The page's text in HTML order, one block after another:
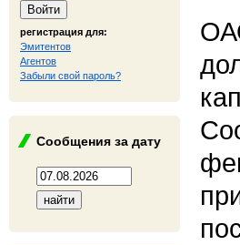
регистрация для:
Эмитентов
Агентов
Забыли свой пароль?
Сообщения за дату